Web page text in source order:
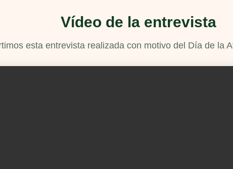
Vídeo de la entrevista
esta entrevista realizada con motivo del Día de la